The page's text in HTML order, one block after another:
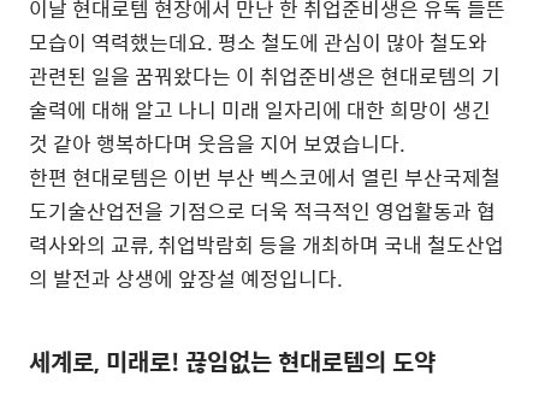
이날 현대로템 현장에서 만난 한 취업준비생은 유독 들뜬
모습이 역력했는데요. 평소 철도에 관심이 많아 철도와
관련된 일을 꿈꿔왔다는 이 취업준비생은 현대로템의 기
술력에 대해 알고 나니 미래 일자리에 대한 희망이 생긴
것 같아 행복하다며 웃음을 지어 보였습니다.
한편 현대로템은 이번 부산 벡스코에서 열린 부산국제철
도기술산업전을 기점으로 더욱 적극적인 영업활동과 협
력사와의 교류, 취업박람회 등을 개최하며 국내 철도산업
의 발전과 상생에 앞장설 예정입니다.
세계로, 미래로! 끊임없는 현대로템의 도약